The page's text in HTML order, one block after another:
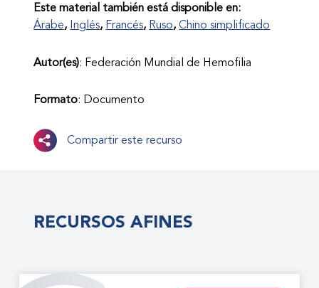
Este material también está disponible en:
Árabe
Inglés Francés Ruso Chino simplificado
Autor(es): Federación Mundial de Hemofilia
Formato: Documento
Compartir este recurso
RECURSOS AFINES